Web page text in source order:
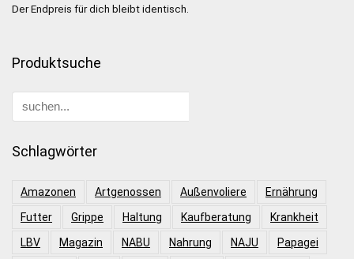
Der Endpreis für dich bleibt identisch.
Produktsuche
Schlagwörter
Amazonen Artgenossen Außenvoliere
Ernährung
Futter
Grippe Haltung Kaufberatung
Krankheit
LBV
Magazin NABU Nahrung NAJU Papagei